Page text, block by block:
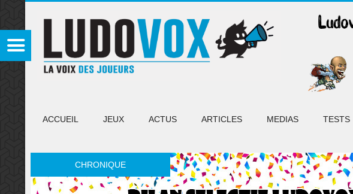
ACCUEIL JEUX ACTUS ARTICLES MEDIAS TESTS
CHRONIQUE